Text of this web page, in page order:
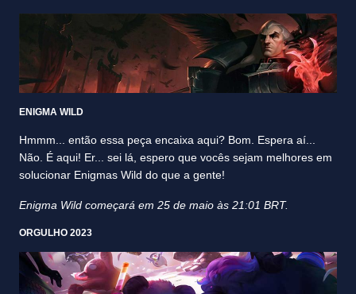
ENIGMA WILD
Hmmm... então essa peça encaixa aqui? Bom. Espera aí...
Não. É aqui! Er... sei lá, espero que vocês sejam melhores em
solucionar Enigmas Wild do que a gente!
Enigma Wild começará em 25 de maio às 21:01 BRT.
ORGULHO 2023